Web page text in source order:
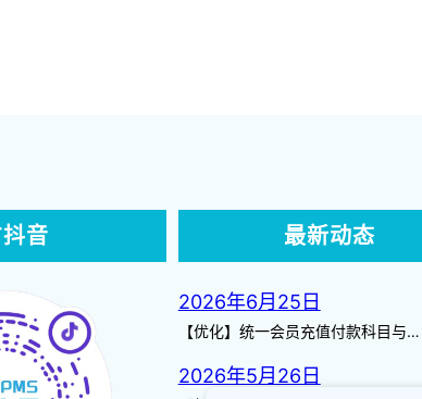
音 最新动态
2026年6月25日
【优化】统一会员充值付款科目与…
2026年5月26日